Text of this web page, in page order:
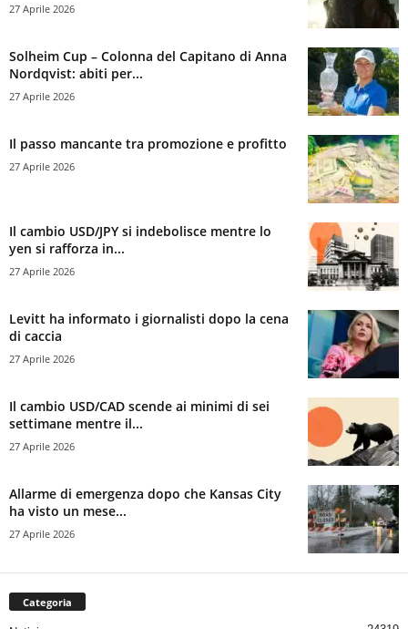
27 Aprile 2026
Solheim Cup – Colonna del Capitano di Anna
Nordqvist: abiti per...
27 Aprile 2026
Il passo mancante tra promozione e profitto
27 Aprile 2026
Il cambio USD/JPY si indebolisce mentre lo
yen si rafforza in...
27 Aprile 2026
Levitt ha informato i giornalisti dopo la cena
di caccia
27 Aprile 2026
Il cambio USD/CAD scende ai minimi di sei
settimane mentre il...
27 Aprile 2026
Allarme di emergenza dopo che Kansas City
ha visto un mese...
27 Aprile 2026
Categoria